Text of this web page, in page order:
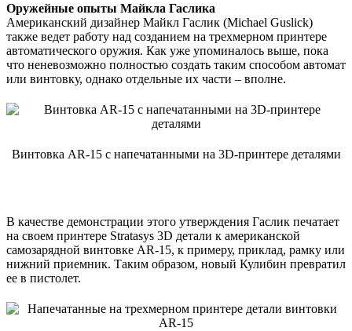
Оружейные опыты Майкла Гаслика
Американский дизайнер Майкл Гаслик (Michael Guslick)
также ведет работу над созданием на трехмерном принтере
автоматического оружия. Как уже упоминалось выше, пока
что неневозможно полностью создать таким способом автомат
или винтовку, однако отдельные их части – вполне.
Винтовка AR-15 с напечатанными на 3D-принтере деталями
В качестве демонстрации этого утверждения Гаслик печатает
на своем принтере Stratasys 3D детали к американской
самозарядной винтовке AR-15, к примеру, приклад, рамку или
нижний приемник. Таким образом, новый Кулибин превратил
ее в пистолет.